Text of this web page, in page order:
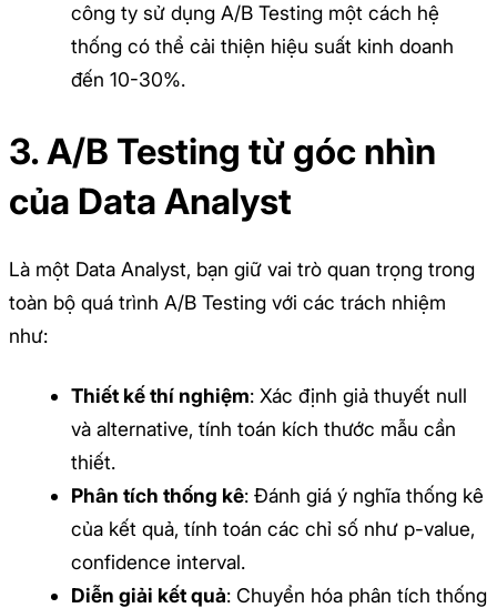
công ty sử dụng A/B Testing một cách hệ
thống có thể cải thiện hiệu suất kinh doanh
đến 10-30%.
3. A/B Testing từ góc nhìn
của Data Analyst
Là một Data Analyst, bạn giữ vai trò quan trọng trong
toàn bộ quá trình A/B Testing với các trách nhiệm
như:
Thiết kế thí nghiệm: Xác định giả thuyết null
và alternative, tính toán kích thước mẫu cần
thiết.
Phân tích thống kê: Đánh giá ý nghĩa thống kê
của kết quả, tính toán các chỉ số như p-value,
confidence interval.
Diễn giải kết quả: Chuyển hóa phân tích thống